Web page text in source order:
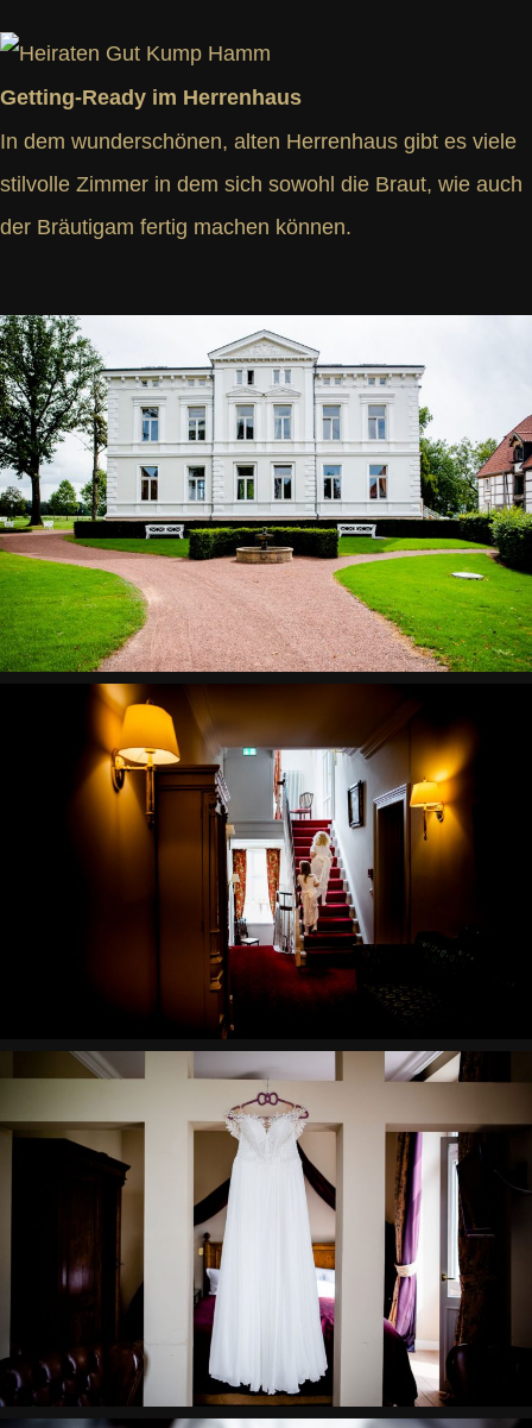
Getting-Ready im Herrenhaus
In dem wunderschönen, alten Herrenhaus gibt es viele
stilvolle Zimmer in dem sich sowohl die Braut, wie auch
der Bräutigam fertig machen können.